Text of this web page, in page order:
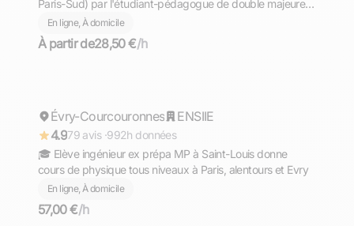
Paris-Sud) par l'étudiant-pédagogue de double majeure
Mathématiques Informatique à l'Université Paris-Saclay
(ex-Blaise Pascalien)
En ligne, À domicile
À partir de28,50 €/h
Répond rapidement
Évry-Courcouronnes
ENSIIE
4.979 avis ·992h données
🎓 Elève ingénieur ex prépa MP à Saint-Louis donne
cours de physique tous niveaux à Paris, alentours et Evry
En ligne, À domicile
57,00 €/h